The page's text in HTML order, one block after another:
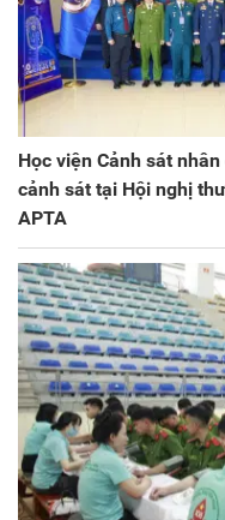
Học viện Cảnh sát
cảnh sát tại Hội nghị
APTA